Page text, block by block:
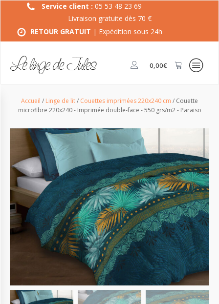
Service client : 05 53 48 23 69
Livraison gratuite dès 70 €
RETOUR GRATUIT | Expédition sous 24h
0,00€
Accueil / Linge de lit/ Couettes imprimées 220x240 cm / Couette
microfibre 220x240 - Imprimée double-face - 550 grs/m2 - Paraiso